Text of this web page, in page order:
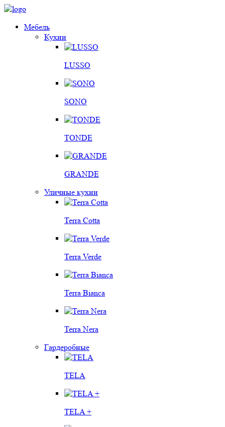
Мебель
Кухни
LUSSO
SONO
TONDE
GRANDE
Уличные кухни
Terra Cotta
Terra Verde
Terra Bianca
Terra Nera
Гардеробные
TELA
TELA +